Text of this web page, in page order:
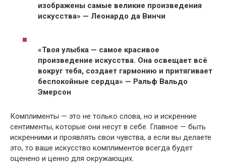
изображены самые великие произведения
искусства» — Леонардо да Винчи
«Твоя улыбка — самое красивое
произведение искусства. Она освещает всё
вокруг тебя, создает гармонию и притягивает
беспокойные сердца» — Ральф Вальдо
Эмерсон
Комплименты — это не только слова, но и искренние
сентименты, которые они несут в себе. Главное — быть
искренними и проявлять свои чувства, а если вы делаете
это, то ваше искусство комплиментов всегда будет
оценено и ценно для окружающих.